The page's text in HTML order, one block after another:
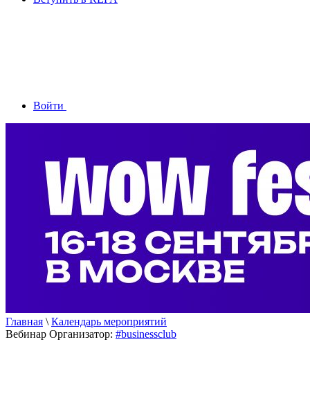
Войти
Главная \ Календарь мероприятий
Вебинар Организатор: #businessclub